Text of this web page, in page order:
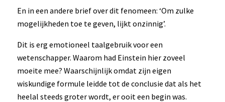
En in een andere brief over dit fenomeen: ‘Om zulke
mogelijkheden toe te geven, lijkt onzinnig’.
Dit is erg emotioneel taalgebruik voor een
wetenschapper. Waarom had Einstein hier zoveel
moeite mee? Waarschijnlijk omdat zijn eigen
wiskundige formule leidde tot de conclusie dat als het
heelal steeds groter wordt, er ooit een begin was.